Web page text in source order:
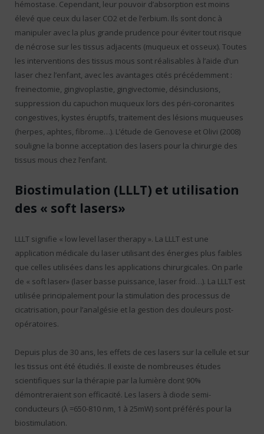
hémostase. Cependant, leur pouvoir d’absorption est moins
élevé que ceux du laser CO2 et de l’erbium. Ils sont donc à
manipuler avec la plus grande prudence pour éviter tout risque
de nécrose sur les tissus adjacents (muqueux et osseux). Toutes
les interventions des tissus mous sont réalisables à l’aide d’un
laser chez l’enfant, avec les avantages cités précédemment :
freinectomie, gingivoplastie, gingivectomie, désinclusions,
suppression du capuchon muqueux lors des péri-coronarites
congestives, kystes éruptifs, traitement des lésions muqueuses
(herpes, aphtes, fibrome…). L’étude de Genovese et Olivi (2008)
souligne la bonne acceptation des lasers pour la chirurgie des
tissus mous chez l’enfant.
Biostimulation (LLLT) et utilisation
des « soft lasers»
LLLT signifie « low level laser therapy ». La LLLT est une
application médicale du laser utilisant des énergies plus faibles
que celles utilisées dans les applications chirurgicales. On parle
de « soft laser» (laser basse puissance, laser froid…). La LLLT est
utilisée principalement pour la stimulation des processus de
cicatrisation, pour l’analgésie et la gestion des douleurs post-
opératoires.
Depuis plus de 30 ans, les effets de ces lasers sur la cellule et sur
les tissus ont été étudiés. Il existe de nombreuses études
scientifiques sur la thérapie par la lumière dont 90%
démontreraient son efficacité. Les lasers à diode semi-
conducteurs (λ =650-810 nm, 1 à 25mW) sont préférés pour la
biostimulation.